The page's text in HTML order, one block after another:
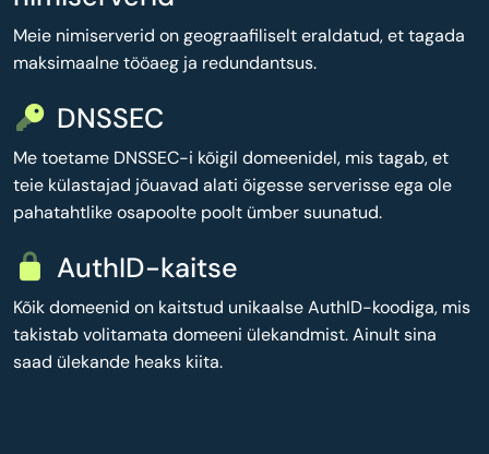
Meie nimiserverid on geograafiliselt eraldatud, et tagada
maksimaalne tööaeg ja redundantsus.
DNSSEC
Me toetame DNSSEC-i kõigil domeenidel, mis tagab, et
teie külastajad jõuavad alati õigesse serverisse ega ole
pahatahtlike osapoolte poolt ümber suunatud.
AuthID-kaitse
Kõik domeenid on kaitstud unikaalse AuthID-koodiga, mis
takistab volitamata domeeni ülekandmist. Ainult sina
saad ülekande heaks kiita.